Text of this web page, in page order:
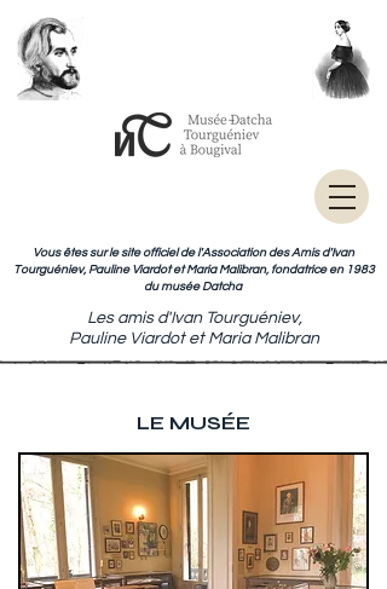
Vous êtes sur le site officiel de l'Association des Amis d'Ivan
Tourguéniev, Pauline Viardot et Maria Malibran, fondatrice en 1983
du musée Datcha
Les amis d'Ivan Tourguéniev,
Pauline Viardot et Maria Malibran
LE MUSÉE